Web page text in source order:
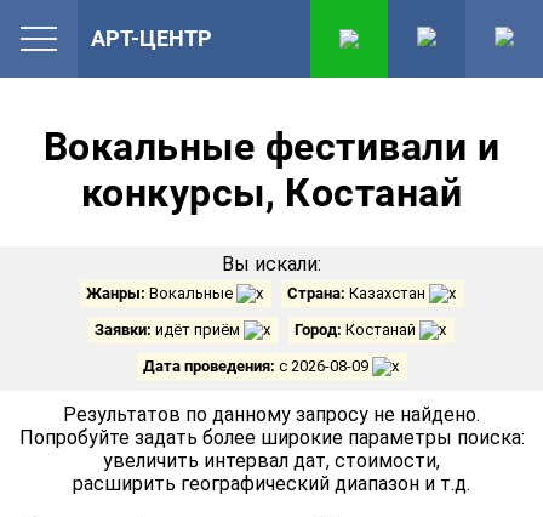
Вокальные фестивали и
конкурсы, Костанай
Вы искали:
Жанры: Вокальные Страна: Казахстан
Заявки: идёт приём Город: Костанай
Дата проведения: с 2026-08-09
Результатов по данному запросу не найдено.
Попробуйте задать более широкие параметры поиска:
увеличить интервал дат, стоимости,
расширить географический диапазон и т.д.
АРТ-ЦЕНТР